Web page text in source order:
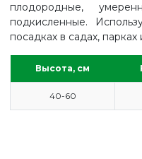
плодородные,
подкисленные.
посадках в садах,
Высота, см
40-60